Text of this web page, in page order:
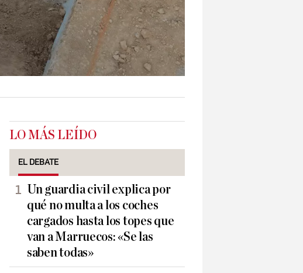
LO MÁS LEÍDO
EL DEBATE
Un guardia civil explica por
qué no multa a los coches
cargados hasta los topes que
van a Marruecos: «Se las
saben todas»